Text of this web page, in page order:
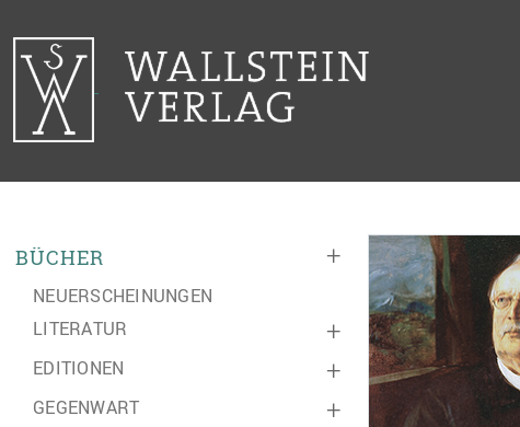
+
BÜCHER
NEUERSCHEINUNGEN
+
LITERATUR
+
EDITIONEN
+
GEGENWART